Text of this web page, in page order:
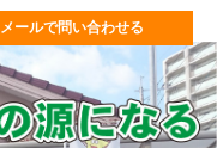
メールで問い合わせる